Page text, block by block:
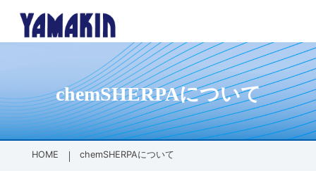
防塵保護製品
全製品一覧
内側に挿し込
PT/PFメス
その他製品
全製品一覧
各種パッキン
ゴムパッキン
会社案内
会社案内TOPへ
会社概要
SDGsへの取
chemSHERPAについて
HOME chemSHERPAについて